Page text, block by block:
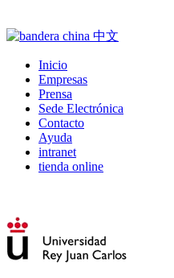
Inicio
Empresas
Prensa
Sede Electrónica
Contacto
Ayuda
intranet
tienda online